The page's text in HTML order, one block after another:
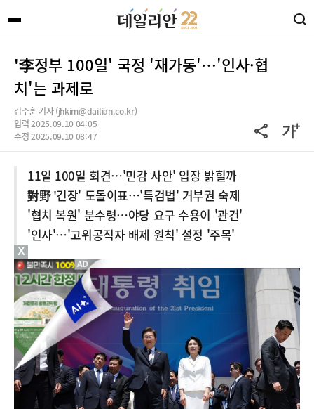
'李정부 100일' 국정 '재가동'…'인사·협
치'는 과제로
김주훈 기자 (jhkim@dailian.co.kr)
입력 2025.09.10 04:05
수정 2025.09.10 08:47
11일 100일 회견…'민감 사안' 입장 밝힐까
對野 '긴장' 도돌이표…'특검법' 거부권 숙제
'협치 복원' 분수령…야당 요구 수용이 '관건'
'인사'…'고위공직자 배제 원칙' 설정 '주목'
X